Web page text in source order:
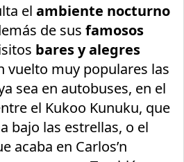
elambiente nocturno
de susfamosos
bares y alegres
vuelto muy populares las
sea en autobuses, en el
el Kukoo Kunuku, que
bajo las estrellas, o el
acaba en Carlos’n